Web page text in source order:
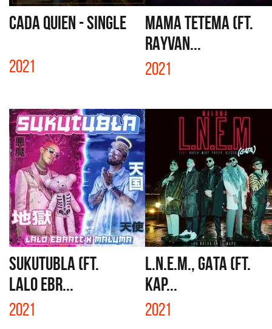
CADA QUIEN - SINGLE
2021
MAMA TETEMA (FT.
RAYVAN...
2021
SUKUTUBLA (FT.
LALO EBR...
2021
L.N.E.M., GATA (FT.
KAP...
2021